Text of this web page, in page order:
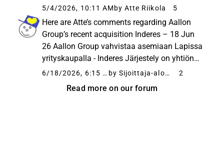
precisely that I always try to preemptively
shave a bit off those reported figures for the
coming years to account...
5/4/2026, 10:11 AM by Atte Riikola 5
Here are Atte’s comments regarding Aallon
Group’s recent acquisition Inderes – 18 Jun
26 Aallon Group vahvistaa asemiaan Lapissa
yrityskaupalla - Inderes Järjestely on yhtiön
strategian mukainen täsmähankinta, jolla
6/18/2026, 6:15 AM by Sijoittaja-alokas 2
Read more on our forum